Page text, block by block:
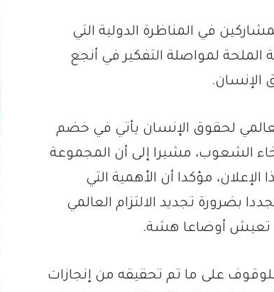
في المناظرة الدولية التي
الملحة لمواصلة التفكير في أنجع
الإنسان.
الاحتفال بالذكرى 75 للإعلان العالمي لحقوق الإنسان يأتي في خضم
الشعوب، مشيرا إلى أن المجموعة
مؤكدا أن الأهمية التي
بضرورة تجديد الالتزام العالمي
تعيش أوضاعا هشة.
للوقوف على ما تم تحقيقه من إنجازات